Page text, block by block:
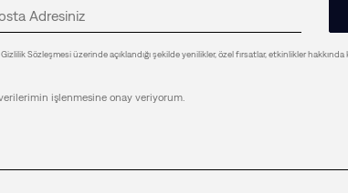
Sözleşmesi üzerinde açıklandığı şekilde yenilikler, özel fırsatlar, etkinlikler
işlenmesine onay veriyorum.